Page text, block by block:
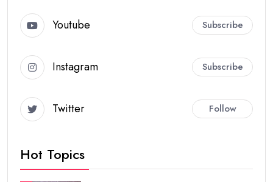
Youtube Subscribe
Instagram Subscribe
Twitter Follow
Hot Topics